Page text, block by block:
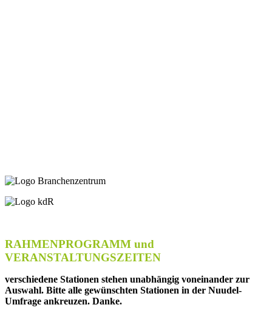
RAHMENPROGRAMM und
VERANSTALTUNGSZEITEN
verschiedene Stationen stehen unabhängig voneinander zur
Auswahl. Bitte alle gewünschten Stationen in der Nuudel-
Umfrage ankreuzen. Danke.